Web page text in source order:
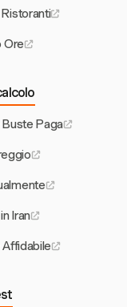
Ore
Paga
Iran